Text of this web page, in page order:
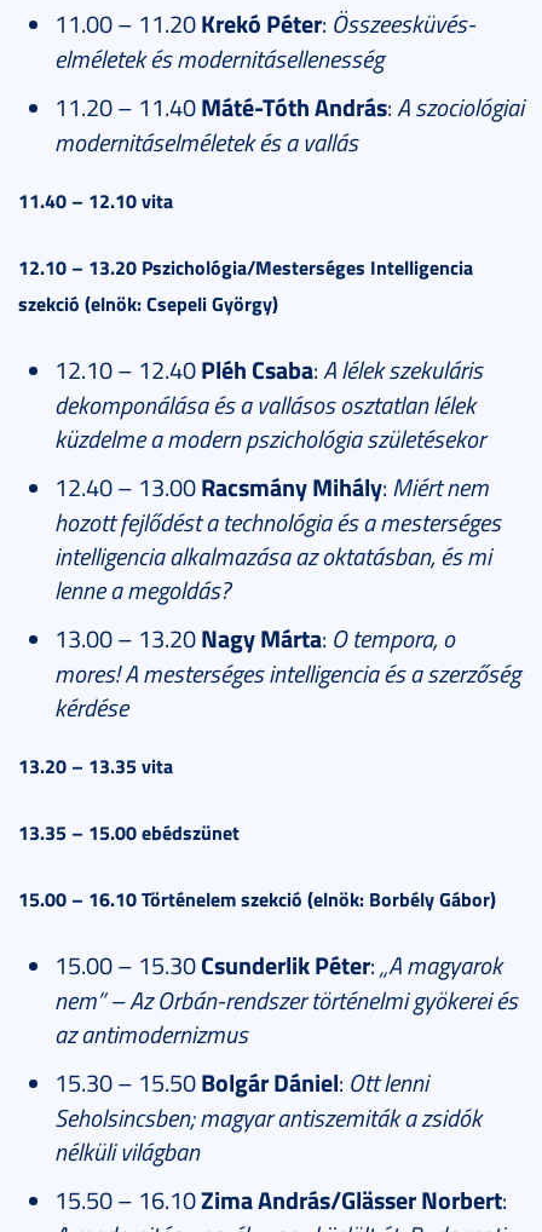
11.00 – 11.20Krekó Péter: Összeesküvés-
elméletek és modernitásellenesség
11.20 – 11.40Máté-Tóth András:A szociológiai
modernitáselméletek és a vallás
11.40 – 12.10 vita
12.10 – 13.20 Pszichológia/Mesterséges Intelligencia
szekció (elnök: Csepeli György)
12.10 – 12.40Pléh Csaba:A lélek szekuláris
dekomponálása és a vallásos osztatlan lélek
küzdelme a modern pszichológia születésekor
12.40 – 13.00Racsmány Mihály: Miért nem
hozott fejlődést a technológia és a mesterséges
intelligencia alkalmazása az oktatásban, és mi
lenne a megoldás?
13.00 – 13.20Nagy Márta: O tempora, o
mores! A mesterséges intelligencia és a szerzőség
kérdése
13.20 – 13.35 vita
13.35 – 15.00 ebédszünet
15.00 – 16.10 Történelem szekció (elnök: Borbély Gábor)
15.00 – 15.30Csunderlik Péter: „A magyarok
nem” – Az Orbán-rendszer történelmi gyökerei és
az antimodernizmus
15.30 – 15.50Bolgár Dániel: Ott lenni
Seholsincsben; magyar antiszemiták a zsidók
nélküli világban
15.50 – 16.10Zima András/Glässer Norbert: